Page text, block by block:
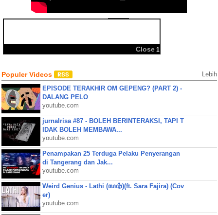
BBM
Populer Videos Lebih
EPISODE TERAKHIR OM GEPENG? (PART 2) -
DALANG PELO
youtube.com
jurnalrisa #87 - BOLEH BERINTERAKSI, TAPI T
IDAK BOLEH MEMBAWA...
youtube.com
Penampakan 25 Terduga Pelaku Penyerangan
di Tangerang dan Jak...
youtube.com
Weird Genius - Lathi (ꦭꦛꦶ)(ft. Sara Fajira) (Cov
er)
youtube.com